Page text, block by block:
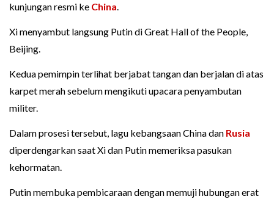
kunjungan resmi ke China.
Xi menyambut langsung Putin di Great Hall of the People,
Beijing.
Kedua pemimpin terlihat berjabat tangan dan berjalan di atas
karpet merah sebelum mengikuti upacara penyambutan
militer.
Dalam prosesi tersebut, lagu kebangsaan China dan Rusia
diperdengarkan saat Xi dan Putin memeriksa pasukan
kehormatan.
Putin membuka pembicaraan dengan memuji hubungan erat